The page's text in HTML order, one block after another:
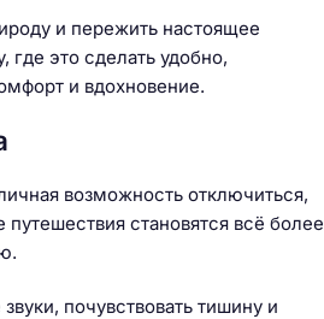
и пережить настоящее
где это сделать удобно,
и вдохновение.
возможность отключиться,
становятся всё более
почувствовать тишину и